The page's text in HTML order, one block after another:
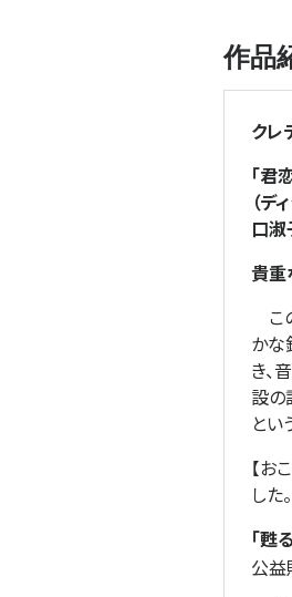
作品
クレ
「君
（デ
口淑
貴重
こ
かな
き、
設の
とい
【お
した
「甦
公